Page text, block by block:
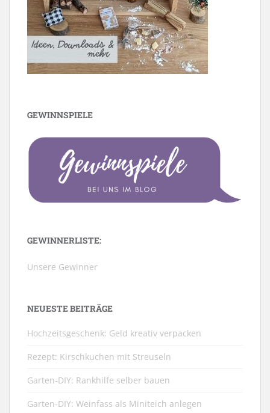
GEWINNSPIELE
GEWINNERLISTE:
Unsere Gewinner
NEUESTE BEITRÄGE
Hochzeitsgeschenk: Geld kreativ verpacken
Rezept: Kirschkuchen mit Streuseln
Garten-DIY: Rankhilfe selber bauen
Garten-DIY: Weinfass als Miniteich anlegen